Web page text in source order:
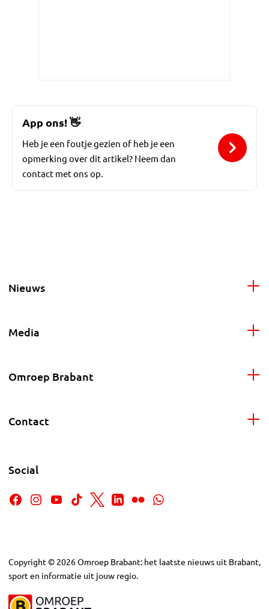
App ons! 👋
Heb je een foutje gezien of heb je een
opmerking over dit artikel? Neem dan
contact met ons op.
Nieuws
Media
Omroep Brabant
Contact
Social
Copyright © 2026Omroep Brabant: het laatste nieuws uit Brabant,
sport en informatie uit jouw regio.